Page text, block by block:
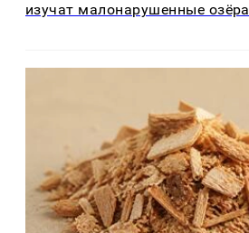
изучат малонарушенные озёра